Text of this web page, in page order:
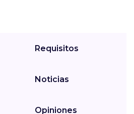
Requisitos
Noticias
Opiniones